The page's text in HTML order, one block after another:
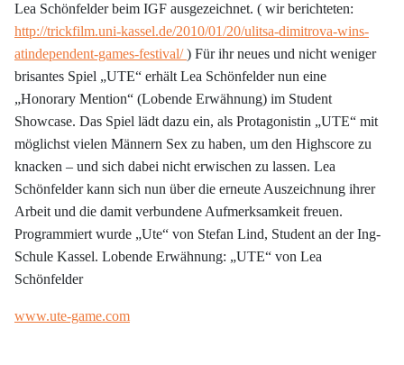
Lea Schönfelder beim IGF ausgezeichnet. ( wir berichteten:
http://trickfilm.uni-kassel.de/2010/01/20/ulitsa-dimitrova-wins-
atindependent-games-festival/) Für ihr neues und nicht weniger
brisantes Spiel „UTE“ erhält Lea Schönfelder nun eine
„Honorary Mention“ (Lobende Erwähnung) im Student
Showcase. Das Spiel lädt dazu ein, als Protagonistin „UTE“ mit
möglichst vielen Männern Sex zu haben, um den Highscore zu
knacken – und sich dabei nicht erwischen zu lassen. Lea
Schönfelder kann sich nun über die erneute Auszeichnung ihrer
Arbeit und die damit verbundene Aufmerksamkeit freuen.
Programmiert wurde „Ute“ von Stefan Lind, Student an der Ing-
Schule Kassel. Lobende Erwähnung: „UTE“ von Lea
Schönfelder
www.ute-game.com